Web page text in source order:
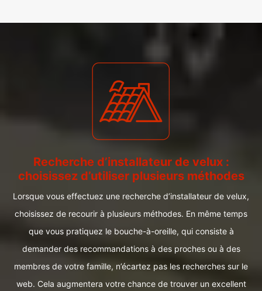
Recherche d’installateur de velux :
choisissez d’utiliser plusieurs méthodes
Lorsque vous effectuez une recherche d’installateur de velux,
choisissez de recourir à plusieurs méthodes. En même temps
que vous pratiquez le bouche-à-oreille, qui consiste à
demander des recommandations à des proches ou à des
membres de votre famille, n’écartez pas les recherches sur le
web. Cela augmentera votre chance de trouver un excellent